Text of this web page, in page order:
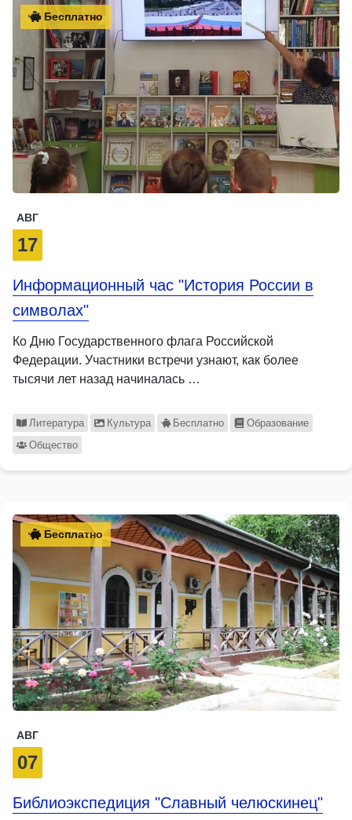
Бесплатно
АВГ
17
Информационный час "История России в
символах"
Ко Дню Государственного флага Российской
Федерации. Участники встречи узнают, как более
тысячи лет назад начиналась …
Литература Культура Бесплатно
Образование
Общество
Бесплатно
АВГ
07
Библиоэкспедиция "Славный челюскинец"